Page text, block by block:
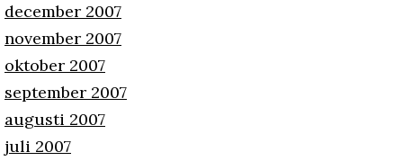
december 2007
november 2007
oktober 2007
september 2007
augusti 2007
juli 2007